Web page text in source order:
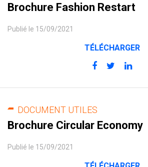
Brochure Fashion Restart
Publié le 15/09/2021
TÉLÉCHARGER
DOCUMENT UTILES
Brochure Circular Economy
Publié le 15/09/2021